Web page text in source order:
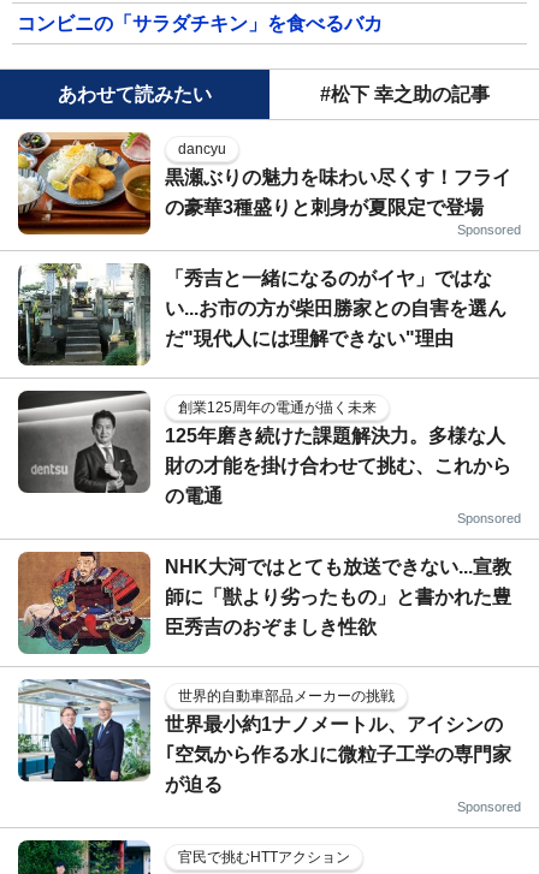
コンビニの「サラダチキン」を食べるバカ
あわせて読みたい #松下 幸之助の記事
dancyu
黒瀬ぶりの魅力を味わい尽くす！フライ
の豪華3種盛りと刺身が夏限定で登場
Sponsored
「秀吉と一緒になるのがイヤ」ではな
い...お市の方が柴田勝家との自害を選ん
だ"現代人には理解できない"理由
創業125周年の電通が描く未来
125年磨き続けた課題解決力。多様な人
財の才能を掛け合わせて挑む、これから
の電通
Sponsored
NHK大河ではとても放送できない...宣教
師に「獣より劣ったもの」と書かれた豊
臣秀吉のおぞましき性欲
世界的自動車部品メーカーの挑戦
世界最小約1ナノメートル、アイシンの
｢空気から作る水｣に微粒子工学の専門家
が迫る
Sponsored
官民で挑むHTTアクション